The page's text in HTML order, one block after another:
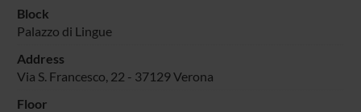
Block
Palazzo di Lingue
Address
Via S. Francesco, 22 - 37129 Verona
Floor